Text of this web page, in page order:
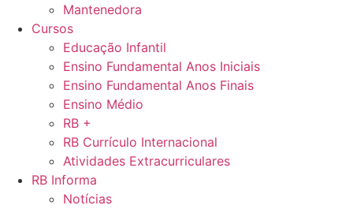
Mantenedora
Cursos
Educação Infantil
Ensino Fundamental Anos Iniciais
Ensino Fundamental Anos Finais
Ensino Médio
RB +
RB Currículo Internacional
Atividades Extracurriculares
RB Informa
Notícias